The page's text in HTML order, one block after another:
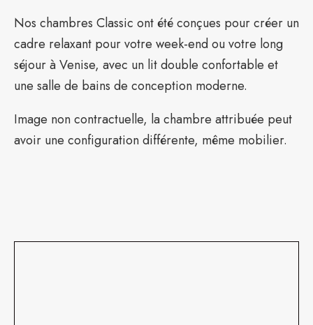
Nos chambres Classic ont été conçues pour créer un
cadre relaxant pour votre week-end ou votre long
séjour à Venise, avec un lit double confortable et
une salle de bains de conception moderne.
Image non contractuelle, la chambre attribuée peut
avoir une configuration différente, même mobilier.